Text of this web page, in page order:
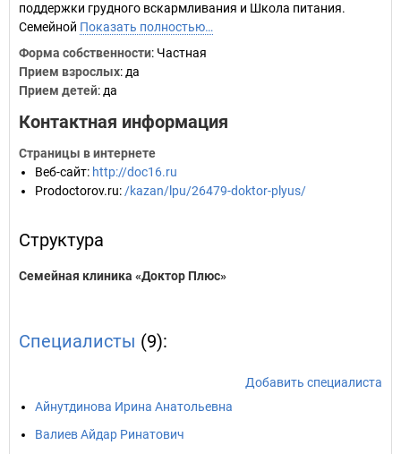
поддержки грудного вскармливания и Школа питания.
Семейной Показать полностью…
Форма собственности: Частная
Прием взрослых: да
Прием детей: да
Контактная информация
Страницы в интернете
Веб-сайт: http://doc16.ru
Prodoctorov.ru: /kazan/lpu/26479-doktor-plyus/
Структура
Семейная клиника «Доктор Плюс»
Специалисты (9):
Добавить специалиста
Айнутдинова Ирина Анатольевна
Валиев Айдар Ринатович